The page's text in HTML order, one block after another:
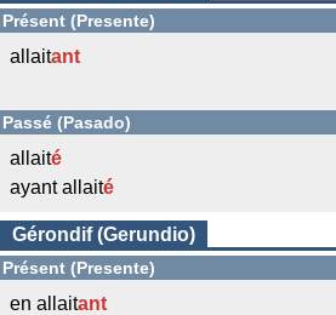
Présent (Presente)
allaitant
Passé (Pasado)
allaité
ayant allaité
Gérondif (Gerundio)
Présent (Presente)
en allaitant